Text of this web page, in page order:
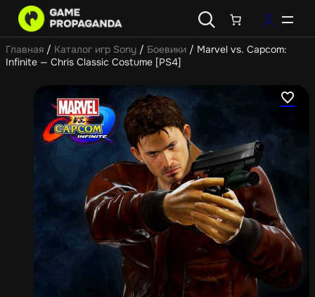
Главная / Каталог игр Sony / Боевики / Marvel vs. Capcom:
Infinite — Chris Classic Costume [PS4]